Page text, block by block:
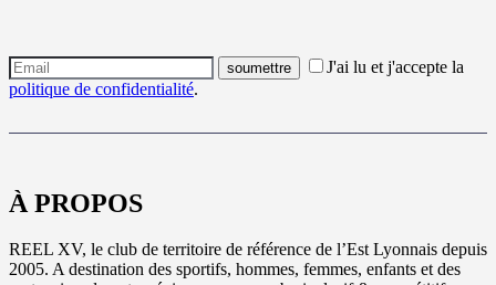
J'ai lu et j'accepte la
politique de confidentialité.
À PROPOS
REEL XV, le club de territoire de référence de l’Est Lyonnais depuis
2005. A destination des sportifs, hommes, femmes, enfants et des